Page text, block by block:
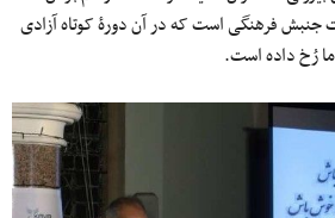
جنبش فرهنگی است که در آن دورۀ کوتاه آزادی
ما رُخ داده است.